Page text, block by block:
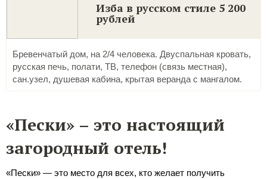
Изба в русском стиле 5 200
рублей
Бревенчатый дом, на 2/4 человека. Двуспальная кровать,
русская печь, полати, ТВ, телефон (связь местная),
сан.узел, душевая кабина, крытая веранда с мангалом.
«Пески» – это настоящий
загородный отель!
«Пески» — это место для всех, кто желает получить